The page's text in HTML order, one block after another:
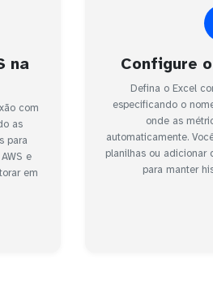
na
com
as
para
e
em
Configure
Defina o Excel
especificando o
onde as
automaticamente.
planilhas ou adicionar
para manter